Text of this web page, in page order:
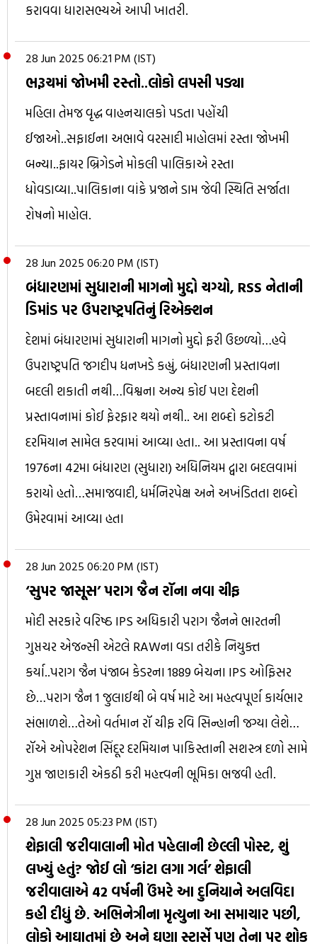
કરાવવા ધારાસભ્યએ આપી ખાતરી.
28 Jun 2025 06:21 PM (IST)
ભરૂચમાં જોખમી રસ્તો..લોકો લપસી પડ્યા
મહિલા તેમજ વૃદ્ધ વાહનચાલકો પડતા પહોંચી
ઈજાઓ..સફાઈના અભાવે વરસાદી માહોલમાં રસ્તા જોખમી
બન્યા..ફાયર બ્રિગેડને મોકલી પાલિકાએ રસ્તા
ધોવડાવ્યા..પાલિકાના વાંકે પ્રજાને ડામ જેવી સ્થિતિ સર્જાતા
રોષનો માહોલ.
28 Jun 2025 06:20 PM (IST)
બંધારણમાં સુધારાની માગનો મુદ્દો ચગ્યો, RSS નેતાની
ડિમાંડ પર ઉપરાષ્ટ્રપતિનું રિએક્શન
દેશમાં બંધારણમાં સુધારાની માગનો મુદ્દો ફરી ઉછળ્યો…હવે
ઉપરાષ્ટ્રપતિ જગદીપ ધનખડે કહ્યું, બંધારણની પ્રસ્તાવના
બદલી શકાતી નથી…વિશ્વના અન્ય કોઈ પણ દેશની
પ્રસ્તાવનામાં કોઈ ફેરફાર થયો નથી.. આ શબ્દો કટોકટી
દરમિયાન સામેલ કરવામાં આવ્યા હતા.. આ પ્રસ્તાવના વર્ષ
1976ના 42મા બંધારણ (સુધારા) અધિનિયમ દ્વારા બદલવામાં
કરાયો હતો…સમાજવાદી, ધર્મનિરપેક્ષ અને અખંડિતતા શબ્દો
ઉમેરવામાં આવ્યા હતા
28 Jun 2025 06:20 PM (IST)
‘સુપર જાસૂસ’ પરાગ જૈન રૉના નવા ચીફ
મોદી સરકારે વરિષ્ઠ IPS અધિકારી પરાગ જૈનને ભારતની
ગુપ્તચર એજન્સી એટલે RAWના વડા તરીકે નિયુક્ત
કર્યા..પરાગ જૈન પંજાબ કેડરના 1889 બેચના IPS ઓફિસર
છે…પરાગ જૈન 1 જુલાઈથી બે વર્ષ માટે આ મહત્વપૂર્ણ કાર્યભાર
સંભાળશે…તેઓ વર્તમાન રૉ ચીફ રવિ સિન્હાની જગ્યા લેશે…
રૉએ ઓપરેશન સિંદૂર દરમિયાન પાકિસ્તાની સશસ્ત્ર દળો સામે
ગુપ્ત જાણકારી એકઠી કરી મહત્ત્વની ભૂમિકા ભજવી હતી.
28 Jun 2025 05:23 PM (IST)
શેફાલી જરીવાલાની મોત પહેલાની છેલ્લી પોસ્ટ, શું
લખ્યું હતું? જોઈ લો ‘કાંટા લગા ગર્લ’ શેફાલી
જરીવાલાએ 42 વર્ષની ઉંમરે આ દુનિયાને અલવિદા
કહી દીધું છે. અભિનેત્રીના મૃત્યુના આ સમાચાર પછી,
લોકો આઘાતમાં છે અને ઘણા સ્ટાર્સે પણ તેના પર શોક